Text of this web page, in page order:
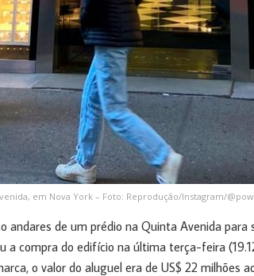
em Nova York – Foto: Reprodução/Instagram/
andares de um prédio na Quinta Avenida para
a compra do edifício na última terça-feira
o valor do aluguel era de US$ 22 milhões